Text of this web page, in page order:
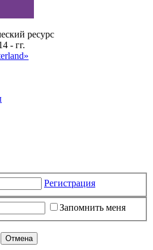
ресурс
- гг.
Регистрация
Запомнить меня
Отмена